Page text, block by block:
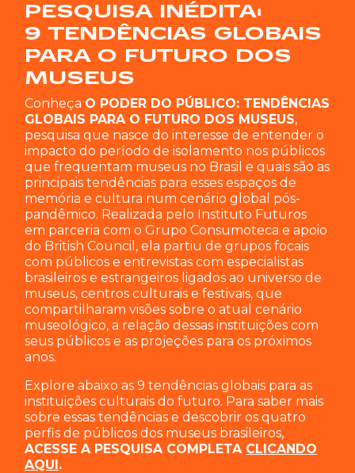
PESQUISA INÉDITA:
9 TENDÊNCIAS GLOBAIS
PARA O FUTURO DOS
MUSEUS
Conheça O PODER DO PÚBLICO: TENDÊNCIAS
GLOBAIS PARA O FUTURO DOS MUSEUS,
pesquisa que nasce do interesse de entender o
impacto do período de isolamento nos públicos
que frequentam museus no Brasil e quais são as
principais tendências para esses espaços de
memória e cultura num cenário global pós-
pandêmico. Realizada pelo Instituto Futuros
em parceria com o Grupo Consumoteca e apoio
do British Council, ela partiu de grupos focais
com públicos e entrevistas com especialistas
brasileiros e estrangeiros ligados ao universo de
museus, centros culturais e festivais, que
compartilharam visões sobre o atual cenário
museológico, a relação dessas instituições com
seus públicos e as projeções para os próximos
anos.
Explore abaixo as 9 tendências globais para as
instituições culturais do futuro. Para saber mais
sobre essas tendências e descobrir os quatro
perfis de públicos dos museus brasileiros,
ACESSE A PESQUISA COMPLETA CLICANDO
AQUI.